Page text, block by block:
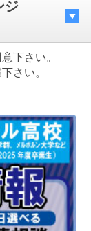
ジ
下さい。
さい。